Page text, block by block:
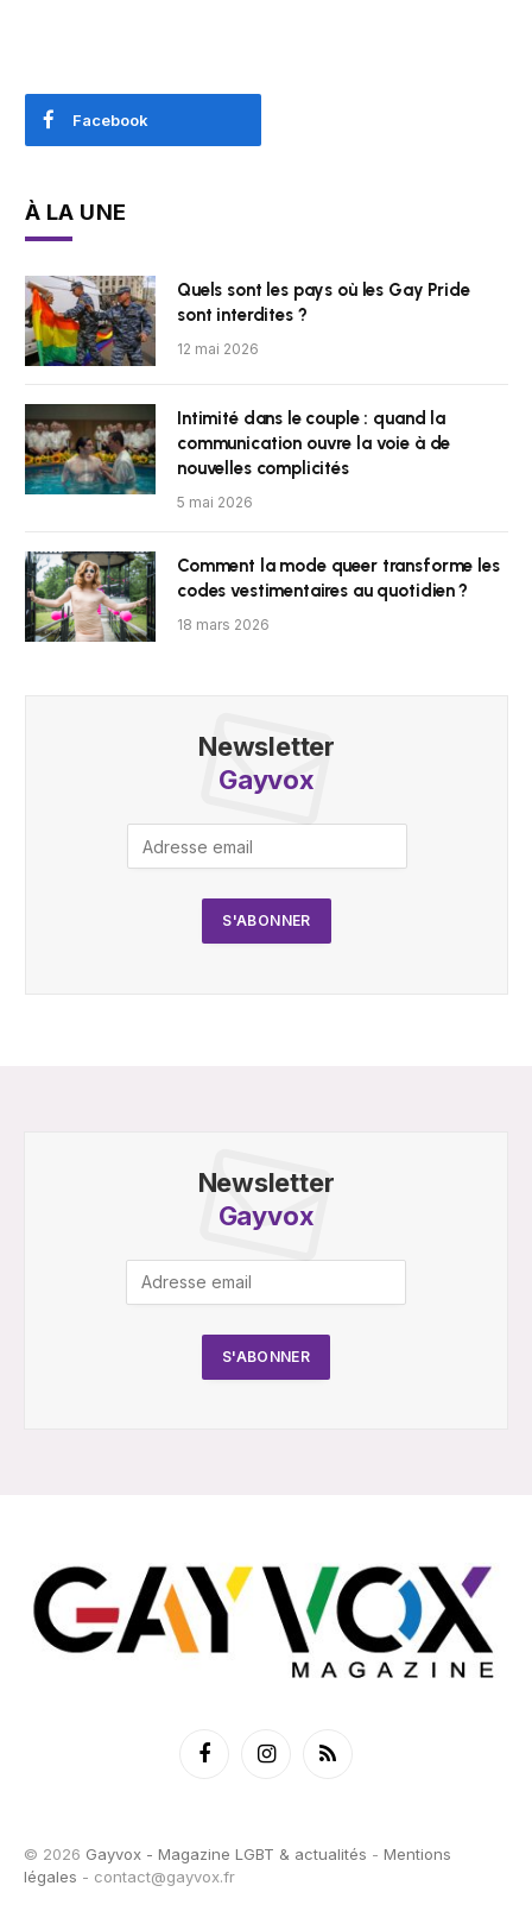
Facebook
À LA UNE
Quels sont les pays où les Gay Pride
sont interdites ?
12 mai 2026
Intimité dans le couple : quand la
communication ouvre la voie à de
nouvelles complicités
5 mai 2026
Comment la mode queer transforme les
codes vestimentaires au quotidien ?
18 mars 2026
Newsletter
Gayvox
Newsletter
Gayvox
FacebookInstagramRSS
© 2026 Gayvox - Magazine LGBT & actualités - Mentions
légales - contact@gayvox.fr